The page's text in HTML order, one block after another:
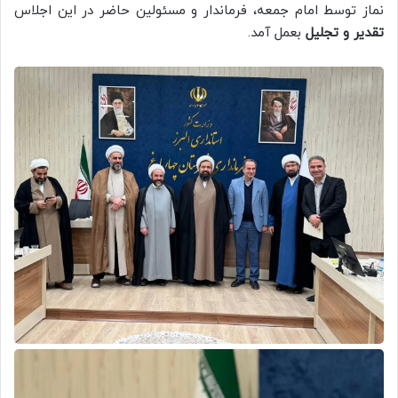
نماز توسط امام جمعه، فرماندار و مسئولین حاضر در این اجلاس
تقدیر و تجلیل بعمل آمد.